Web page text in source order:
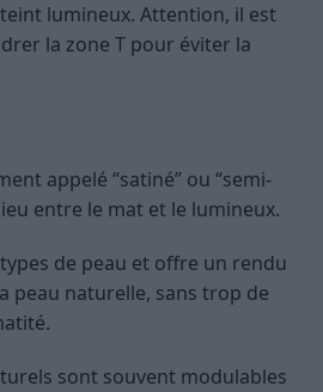
lumineux. Attention, il est
la zone T pour éviter la
appelé “satiné” ou “semi-
entre le mat et le lumineux.
de peau et offre un rendu
peau naturelle, sans trop de
sont souvent modulables